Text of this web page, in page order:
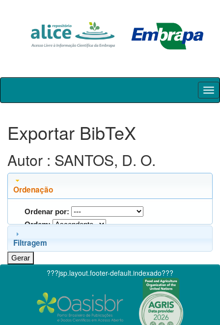
Skip
Exportar BibTeX
Autor : SANTOS, D. O.
Ordenação
Ordenar por:
Ordem:
Filtragem
???jsp.layout.footer-default.indexado???